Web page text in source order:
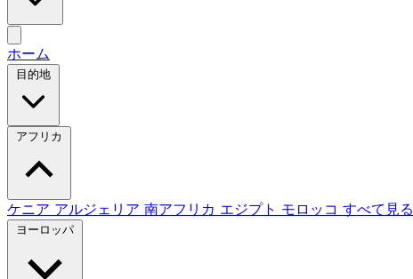
ホーム
目的地
アフリカ
ケニア アルジェリア 南アフリカ エジプト モロッコ すべて見る
ヨーロッパ